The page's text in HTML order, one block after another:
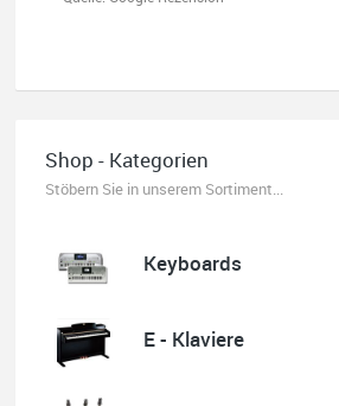
Habe mir heute eine E-Gitarre und einen
Erstklassige Beratung vom Chef. Hier fühlt
aufgehoben. Finger weg vom Internet. Kauft
guten Konditionen. Es zahlt sich aus. Ich
Quelle: Google-Rezension
Shop - Kategorien
Stöbern Sie in unserem Sortiment...
Keyboards
E - Klaviere